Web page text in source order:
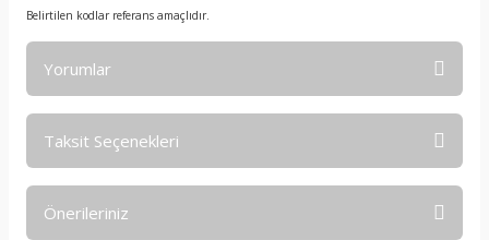
Belirtilen kodlar referans amaçlıdır.
Yorumlar
Taksit Seçenekleri
Önerileriniz